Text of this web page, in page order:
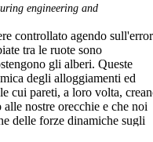
engineering and
controllato agendo
tra le ruote sono
gli alberi. Queste
degli alloggiamenti ed
cui pareti, a loro volta,
nostre orecchie e che noi
delle forze dinamiche sugli
rumore. Negli ingranaggi